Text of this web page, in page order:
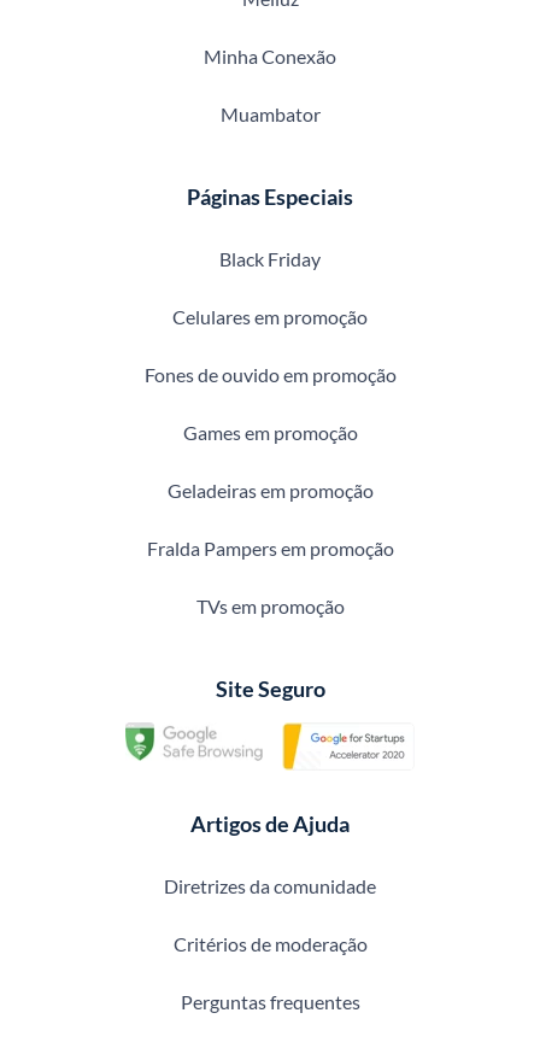
Minha Conexão
Muambator
Páginas Especiais
Black Friday
Celulares em promoção
Fones de ouvido em promoção
Games em promoção
Geladeiras em promoção
Fralda Pampers em promoção
TVs em promoção
Site Seguro
Artigos de Ajuda
Diretrizes da comunidade
Critérios de moderação
Perguntas frequentes